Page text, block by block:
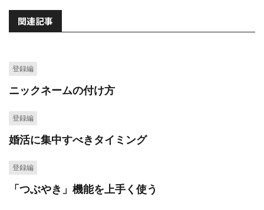
関連記事
登録編
ニックネームの付け方
登録編
婚活に集中すべきタイミング
登録編
「つぶやき」機能を上手く使う